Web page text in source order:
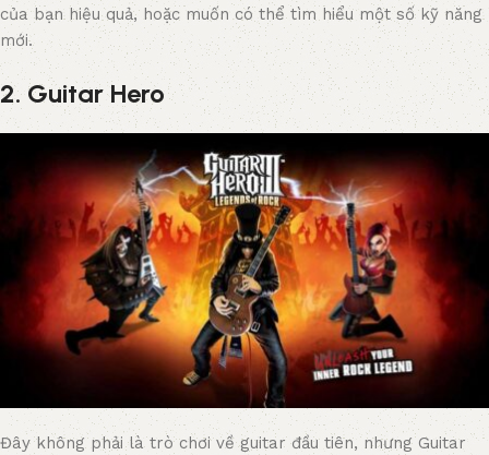
của bạn hiệu quả, hoặc muốn có thể tìm hiểu một số kỹ năng
mới.
2. Guitar Hero
Đây không phải là trò chơi về guitar đầu tiên, nhưng Guitar